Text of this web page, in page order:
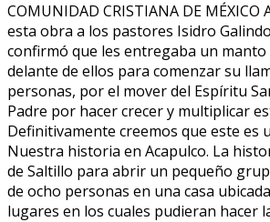
COMUNIDAD CRISTIANA DE
esta obra a los pastores Isidro
confirmó que les entregaba un
delante de ellos para comenzar su
personas, por el mover del Espíritu
Padre por hacer crecer y multiplicar
Definitivamente creemos que este es
Nuestra historia en Acapulco. La
de Saltillo para abrir un pequeño
de ocho personas en una casa
lugares en los cuales pudieran hacer